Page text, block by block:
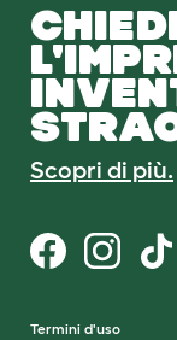
Scopri di più.
Termini d'uso